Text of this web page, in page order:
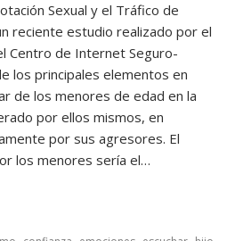
Sexual y el Tráfico de
reciente estudio realizado por el
Centro de Internet Seguro-
los principales elementos en
de los menores de edad en la
por ellos mismos, en
por sus agresores. El
los menores sería el…